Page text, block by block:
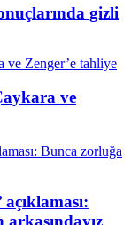
gizli
ve